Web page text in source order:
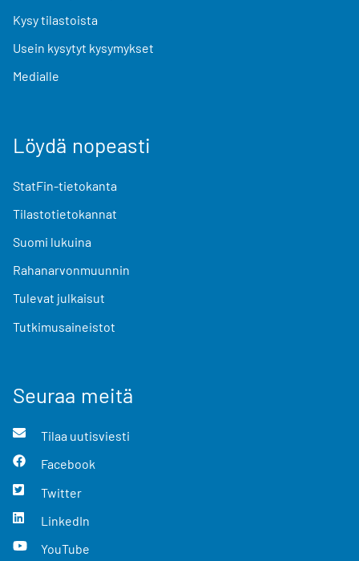
Kysy tilastoista
Usein kysytyt kysymykset
Medialle
Löydä nopeasti
StatFin-tietokanta
Tilastotietokannat
Suomi lukuina
Rahanarvonmuunnin
Tulevat julkaisut
Tutkimusaineistot
Seuraa meitä
Tilaa uutisviesti
Facebook
Twitter
LinkedIn
YouTube